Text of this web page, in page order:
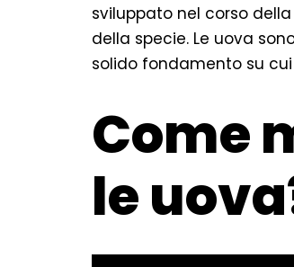
sviluppato nel corso
della specie. Le uova
solido fondamento su
Come
le